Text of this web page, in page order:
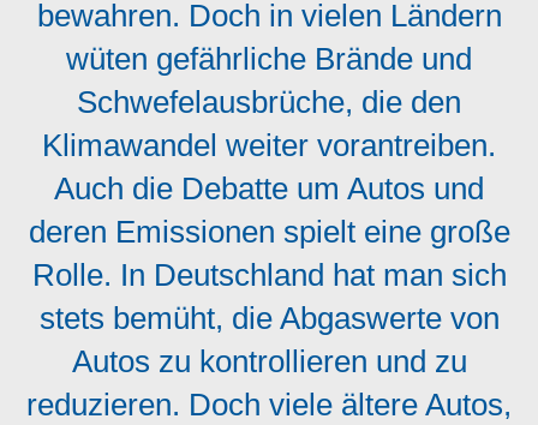
bewahren. Doch in vielen Ländern
wüten gefährliche Brände und
Schwefelausbrüche, die den
Klimawandel weiter vorantreiben.
Auch die Debatte um Autos und
deren Emissionen spielt eine große
Rolle. In Deutschland hat man sich
stets bemüht, die Abgaswerte von
Autos zu kontrollieren und zu
reduzieren. Doch viele ältere Autos,